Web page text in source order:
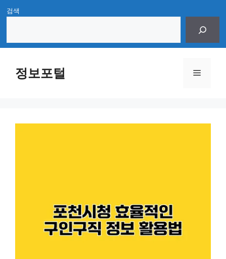
Skip
content
검색
정보포털 Menu